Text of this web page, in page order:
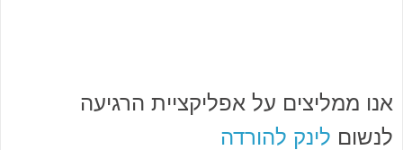
אנו ממליצים על אפליקציית הרגיעה
לנשום לינק להורדה